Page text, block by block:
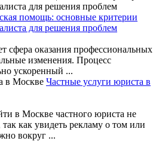
помощь: основные критерии
для решения проблем
сфера оказания профессиональных
изменения. Процесс
ускоренный ...
Частные услуги юриста в
в Москве частного юриста не
как увидеть рекламу о том или
вокруг ...